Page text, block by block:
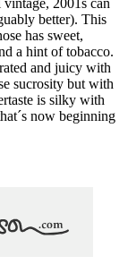
better). This
has sweet,
a hint of tobacco.
and juicy with
sucrosity but with
is silky with
now beginning